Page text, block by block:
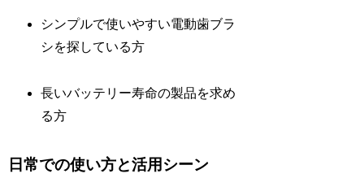
シンプルで使いやすい電動歯ブラ
シを探している方
長いバッテリー寿命の製品を求め
る方
日常での使い方と活用シーン